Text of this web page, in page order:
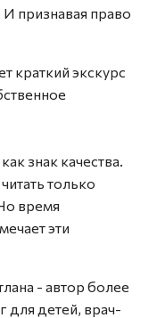
признавая право
краткий экскурс
знак качества.
только
время
эти
- автор более
для детей, врач-